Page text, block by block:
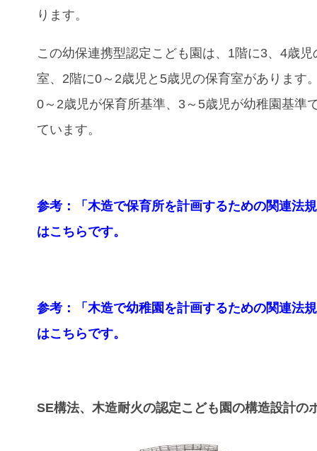
ります。
この幼保連携型認定こども園は、 1階に3、4歳児
室、2階に0～2歳児と5歳児の保育室があります
0～2歳児が保育所基準、3～5歳児が幼稚園基準
ています。
参考：「木造で保育所を計画するための関連法
はこちらです。
参考：「木造で幼稚園を計画するための関連法
はこちらです。
SE構法、木造耐火の認定こども園の構造設計の